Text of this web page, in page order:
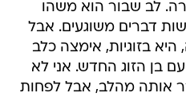
לב שבור הוא משהו
דברים משוגעים. אבל
בזוגיות, אימצה כלב
בן הזוג החדש. אני לא
אותה מהלב, אבל לפחות